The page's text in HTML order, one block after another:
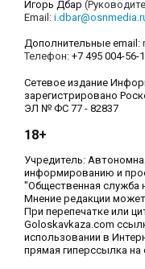
Игорь Дбар
Email:
Дополнительные email:
Телефон: +7 495 004-56-
Сетевое издание
зарегистрировано
ЭЛ № ФС 77 - 82837
18+
Учредитель:
информированию и
"Общественная служба
Мнение редакции
При перепечатке или
Goloskavkaza.com
использовании в
прямая гиперссылка